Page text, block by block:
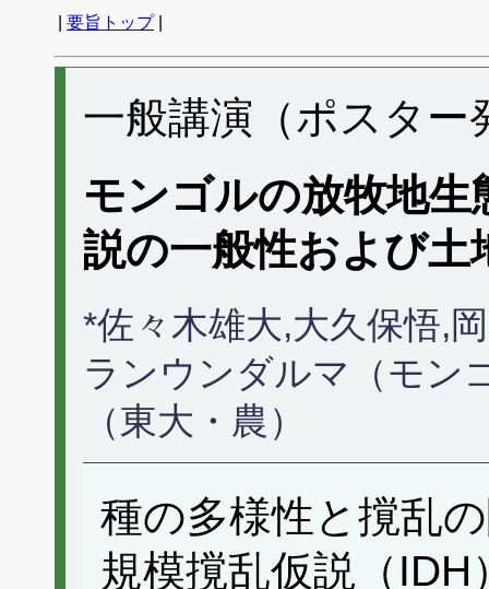
要旨トップ|
一般講演（ポスター
モンゴルの放牧地
説の一般性および土
*佐々木雄大,大久保悟,
ランウンダルマ（モン
（東大・農）
種の多様性と撹乱
規模撹乱仮説（